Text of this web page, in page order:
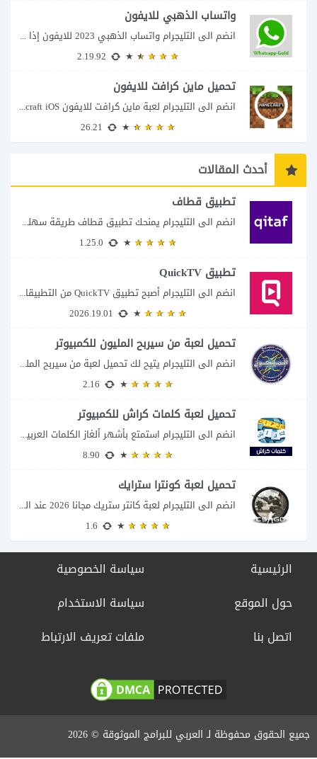
واتساب الذهبي للايفون
انضم الى التليجرام واتساب الذهبي 2023 للايفون إذا كنت تبحث عن واتساب الذهبي للايفون...
تحميل ماين كرافت للايفون
انضم الى التليجرام لعبة ماين كرافت للايفون Minecraft iOS تُعد لعبة Minecraft واحدة من...
أحدث المقالات
تطبيق قطاف
انضم الى التليجرام يمنحك تطبيق قطاف طريقة سهلة لمتابعة نقاط المكافآت والاستفادة منها في...
تطبيق QuickTV
انضم الى التليجرام أصبح تطبيق QuickTV من التطبيقات التي تستهدف محبي المسلسلات السريعة، إذ...
تحميل لعبة من سيربح المليون للكمبيوتر
انضم الى التليجرام يتيح لك تحميل لعبة من سيربح المليون للكمبيوتر خوض تجربة مسابقات...
تحميل لعبة كلمات كراش للكمبيوتر
انضم الى التليجرام استمتع بأشهر ألغاز الكلمات العربية على شاشة الكمبيوتر يتيح لك تحميل...
تحميل لعبة كونترا سترايك
انضم الى التليجرام لعبة كانتر ستريك مجانا 2026 عند البحث عن تحميل Counter-Strike للكمبيوتر...
الرئيسية
حول الموقع
اتصل بنا
سياسة الخصوصية
سياسة الاستخدام
ملفات تعريف الارتباط
جميع الحقوق محفوظة لـ العربي للبرامج الموثوقة © 2026